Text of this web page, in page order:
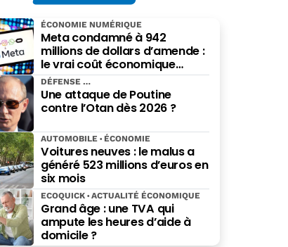
Meta condamné à 942
millions de dollars d’amende :
le vrai coût économique
imposé par le Nouveau-
Mexique
ÉCONOMIE NUMÉRIQUE
Une attaque de Poutine
contre l’Otan dès 2026 ?
DÉFENSE
Voitures neuves : le malus a
généré 523 millions d’euros en
six mois
AUTOMOBILE ÉCONOMIE
Grand âge : une TVA qui
ampute les heures d’aide à
domicile ?
ECOQUICK ACTUALITÉ ÉCONOMIQUE